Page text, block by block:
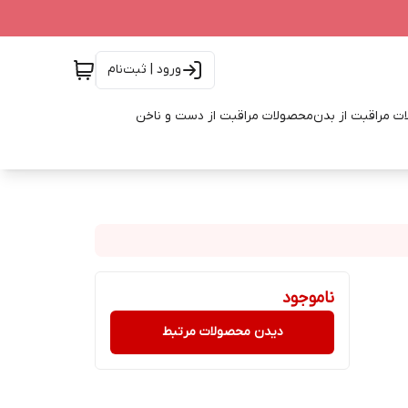
ورود | ثبت‌نام
مراقبت از بدنمحصولات مراقبت از دست و ناخن
ناموجود
دیدن محصولات مرتبط